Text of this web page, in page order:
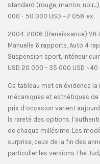
standard (rouge, marron,
000 - 50 000 USD ~7 058 ex.
2004-2006 (Renaissance) V8
Manuelle 6 rapports, Auto 4
Suspension sport, intérieur
USD 20 000 - 35 000 USD
Ce tableau met en évidence
mécaniques et esthétiques de
prix d’occasion varient
la rareté des options,
de chaque millésime. Les
surprise, ceux de la fin des
particulier les versions The